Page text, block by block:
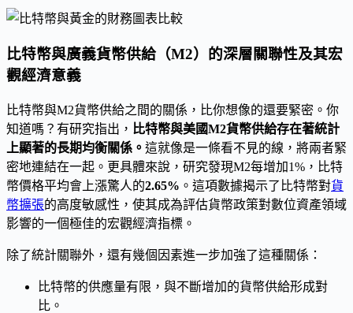
比特幣與廣義貨幣供給（M2）的深層關聯性及其宏
觀經濟意義
比特幣與M2貨幣供給之間的關係，比你想像的還要緊密。你
知道嗎？有研究指出， 比特幣與美國M2貨幣供給存在著統計
上顯著的長期均衡關係。 這就像是一條看不見的線，將兩者緊
密地連結在一起。更具體來說，研究發現M2每增加1%，比特
幣價格平均會上漲驚人的2.65% 。這項數據揭示了比特幣對貨
幣擴張的高度敏感性，使其成為評估貨幣政策對數位資產領域
影響的一個極佳的宏觀經濟指標。
除了統計關聯外，還有幾個因素進一步加強了這種關係：
比特幣的供應量有限，與不斷增加的貨幣供給形成對
比。